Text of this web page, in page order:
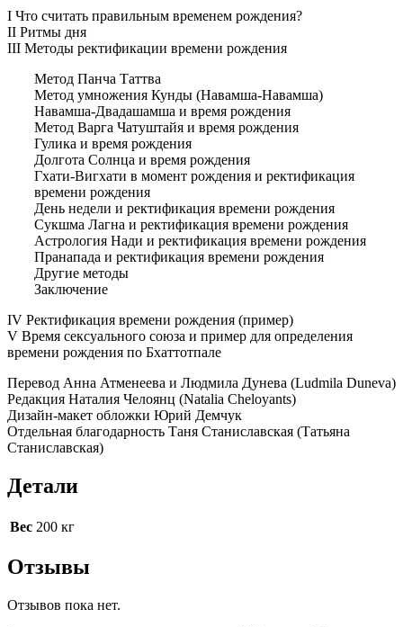
I Что считать правильным временем рождения?
II Ритмы дня
III Методы ректификации времени рождения
Метод Панча Таттва
Метод умножения Кунды (Навамша-Навамша)
Навамша-Двадашамша и время рождения
Метод Варга Чатуштайя и время рождения
Гулика и время рождения
Долгота Солнца и время рождения
Гхати-Вигхати в момент рождения и ректификация
времени рождения
День недели и ректификация времени рождения
Сукшма Лагна и ректификация времени рождения
Астрология Нади и ректификация времени рождения
Пранапада и ректификация времени рождения
Другие методы
Заключение
IV Ректификация времени рождения (пример)
V Время сексуального союза и пример для определения
времени рождения по Бхаттотпале
Перевод Анна Атменеева и Людмила Дунева (Ludmila Duneva)
Редакция Наталия Челоянц (Natalia Cheloyants)
Дизайн-макет обложки Юрий Демчук
Отдельная благодарность Таня Станиславская (Татьяна
Станиславская)
Детали
Вес 200 кг
Отзывы
Отзывов пока нет.